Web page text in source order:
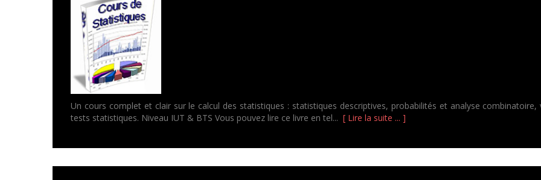
Un cours complet et clair sur le calcul des statistiques : statistiques descriptives, probabilités et analyse
tests statistiques. Niveau IUT & BTS Vous pouvez lire ce livre en tel... [ Lire la suite ... ]